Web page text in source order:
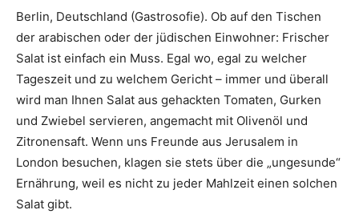
Berlin, Deutschland (Gastrosofie). Ob auf den Tischen
der arabischen oder der jüdischen Einwohner: Frischer
Salat ist einfach ein Muss. Egal wo, egal zu welcher
Tageszeit und zu welchem Gericht – immer und überall
wird man Ihnen Salat aus gehackten Tomaten, Gurken
und Zwiebel servieren, angemacht mit Olivenöl und
Zitronensaft. Wenn uns Freunde aus Jerusalem in
London besuchen, klagen sie stets über die „ungesunde“
Ernährung, weil es nicht zu jeder Mahlzeit einen solchen
Salat gibt.